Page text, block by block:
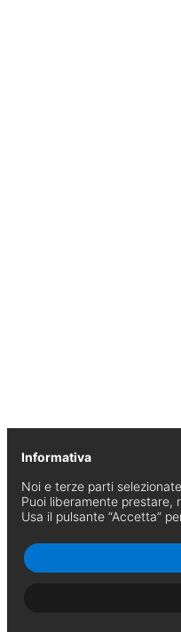
Informativa
Noi e terze parti
Puoi liberamente prestare,
Usa il pulsante “Accetta”